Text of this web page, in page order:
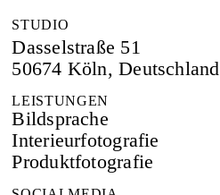
STUDIO
Dasselstraße 51
50674 Köln, Deutschland
LEISTUNGEN
Bildsprache
Interieurfotografie
Produktfotografie